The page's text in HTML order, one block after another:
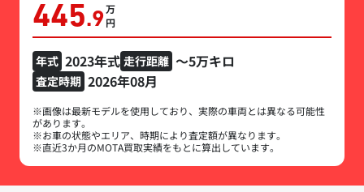
445.9万円
年式 2023年式 走行距離 ～5万キロ
査定時期 2026年08月
※画像は最新モデルを使用しており、実際の車両とは異なる可能性
があります。
※お車の状態やエリア、時期により査定額が異なります。
※直近3か月のMOTA買取実績をもとに算出しています。